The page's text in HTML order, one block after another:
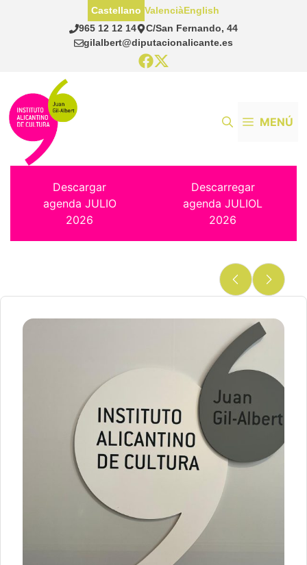
965 12 12 14
C/San Fernando, 44
gilalbert@diputacionalicante.es
Castellano ValenciàEnglish
MENÚ
Descargar
agenda JULIO
2026
Descarregar
agenda JULIOL
2026